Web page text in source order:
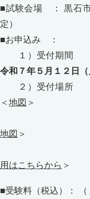
■試験会場 ： 黒石
定）
■お申込み ：
１）受付期
令和７年５月１２日（
２）受付場所
＜ 地図 ＞
② ブック
地図 ＞
③ オン
用はこちらから ＞
■受験料（税込）：